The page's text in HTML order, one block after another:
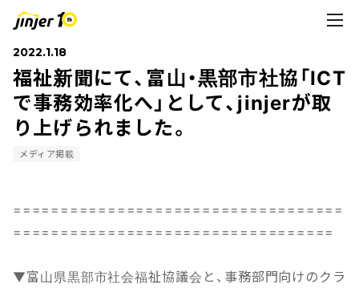
2022.1.18
福祉新聞にて、富山・黒部市社協「ICT
で事務効率化へ」として、jinjerが取
り上げられました。
メディア掲載
===================================
==================================
▼富山県黒部市社会福祉協議会と、事務部門向けのクラ